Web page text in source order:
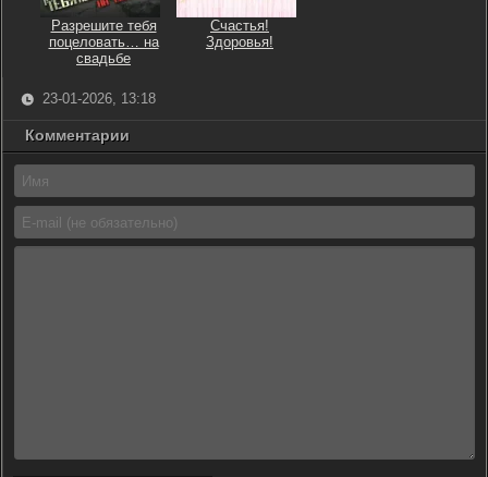
Разрешите тебя
поцеловать… на
свадьбе
Счастья!
Здоровья!
23-01-2026, 13:18
Комментарии